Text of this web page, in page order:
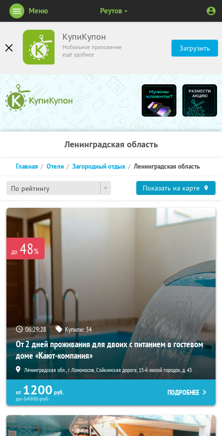
КупиКупон
Мобильное приложение
ещё удобнее
Загрузить
Меню Реутов
Ленинградская область
По рейтингу
Главная Отели Загородный отдых Ленинградская область
Показать на карте
до 48%
06:29:28 Купили: 34
От 2 дней проживания для двоих с питанием в гостевом
доме «Кают-компания»
Ленинградская обл., г. Ломоносов, Сойкинская дорога, 15-й жилой городок, д. 43
от 1200 руб.
до14900руб.
ПОДРОБНЕЕ